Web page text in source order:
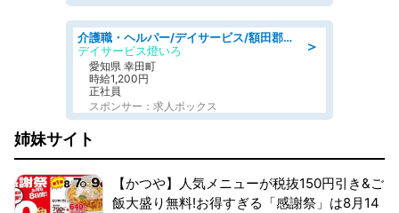
＞
介護職・ヘルパー/デイサービス/額田郡幸田町/JR東海道本線 幸田/愛知県
デイサービス燈いろ
愛知県 幸田町
時給1,200円
正社員
スポンサー：求人ボックス
姉妹サイト
【かつや】人気メニューが税抜150円引き&ご
飯大盛り無料!お得すぎる「感謝祭」は8月14